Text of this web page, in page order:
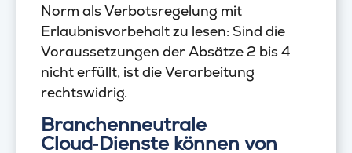
Norm als Verbotsregelung mit
Erlaubnisvorbehalt zu lesen: Sind die
Voraussetzungen der Absätze 2 bis 4
nicht erfüllt, ist die Verarbeitung
rechtswidrig.
Branchenneutrale
Cloud‑Dienste können von